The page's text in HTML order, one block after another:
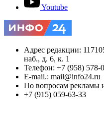
Youtube
Адрес редакции:
наб., д. 6, к. 1
Телефон: +7 (958) 578-
E-mail.: mail@info24.ru
По вопросам рекламы
+7 (915) 059-63-33